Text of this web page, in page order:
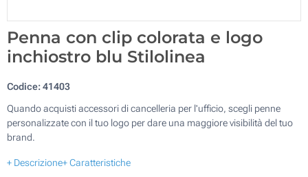
Penna con clip colorata e logo
inchiostro blu Stilolinea
Codice:41403
Quando acquisti accessori di cancelleria per l'ufficio, scegli penne
personalizzate con il tuo logo per dare una maggiore visibilità del tuo
brand.
+ Descrizione+ Caratteristiche